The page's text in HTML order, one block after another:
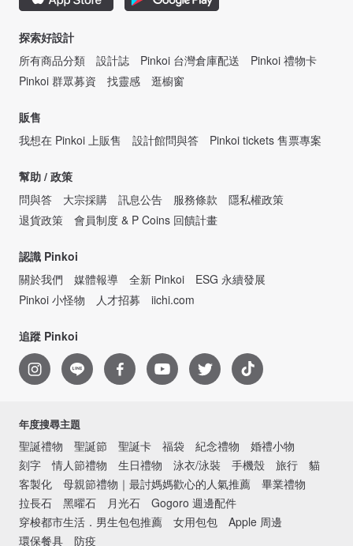
探索好設計
所有商品分類
設計誌 Pinkoi 台灣倉庫配送
Pinkoi 禮物卡
Pinkoi 群眾募資
找靈感 逛櫥窗
販售
我想在 Pinkoi 上販售
設計館問與答 Pinkoi tickets 售票專案
幫助 / 政策
問與答
大宗採購 訊息公告 服務條款
隱私權政策
退貨政策
會員制度 & P Coins 回饋計畫
認識 Pinkoi
關於我們
媒體報導 全新 Pinkoi
ESG 永續發展
Pinkoi 小怪物
人才招募 iichi.com
追蹤 Pinkoi
年度搜尋主題
聖誕禮物 聖誕節 聖誕卡 福袋 紀念禮物
婚禮小物
刻字
情人節禮物 生日禮物 泳衣/泳裝 手機殼 旅行
貓
客製化
母親節禮物｜最討媽媽歡心的人氣推薦
畢業禮物
拉長石
黑曜石 月光石
Gogoro 週邊配件
穿梭都市生活．男生包包推薦
女用包包
Apple 周邊
環保餐具
防疫